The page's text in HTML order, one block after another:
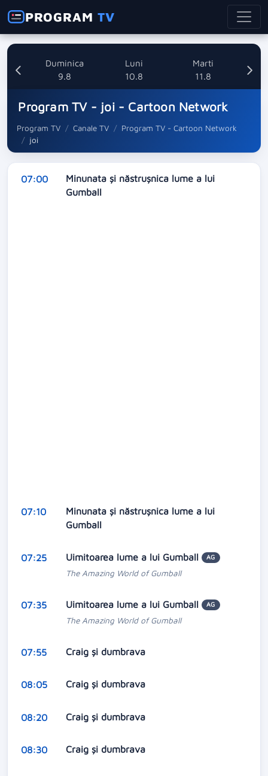
PROGRAMTV
Duminica
9.8
Luni
10.8
Marti
11.8
Program TV - joi - Cartoon Network
Program TV Canale TV
Program TV - Cartoon Network
joi
07:00
Minunata și năstrușnica lume a lui
Gumball
07:10
Minunata și năstrușnica lume a lui
Gumball
07:25 Uimitoarea lume a lui Gumball AG
The Amazing World of Gumball
07:35 Uimitoarea lume a lui Gumball AG
The Amazing World of Gumball
07:55 Craig și dumbrava
08:05 Craig și dumbrava
08:20 Craig și dumbrava
08:30 Craig și dumbrava